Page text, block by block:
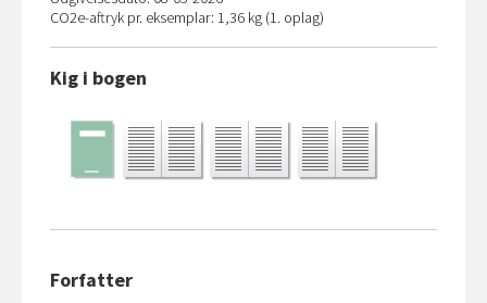
CO2e-aftryk pr. eksemplar: 1,36 kg (1. oplag)
Kig i bogen
Forfatter